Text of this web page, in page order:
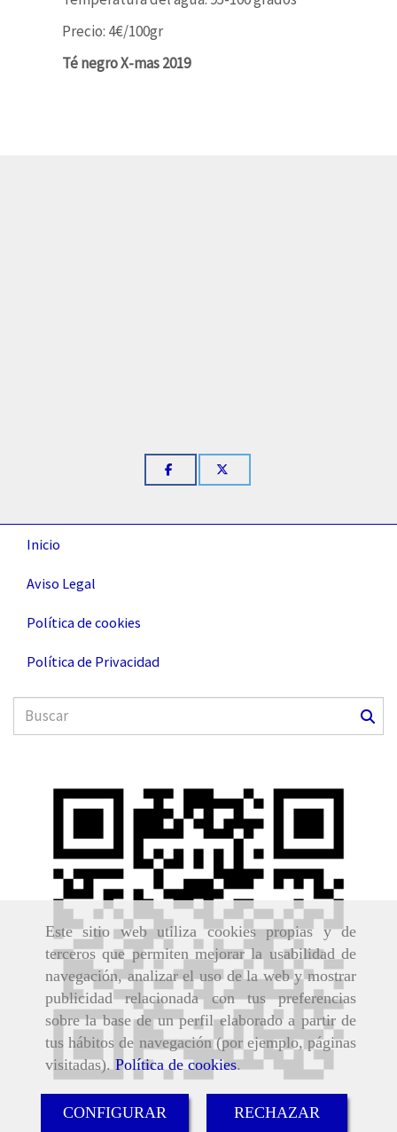
Este sitio web utiliza cookies propias y de
terceros que permiten mejorar la usabilidad de
navegación, analizar el uso de la web y mostrar
publicidad relacionada con tus preferencias
sobre la base de un perfil elaborado a partir de
tus hábitos de navegación (por ejemplo, páginas
visitadas). Política de cookies.
CONFIGURAR RECHAZAR
Precio: 4€/100gr
Té negro X-mas 2019
Inicio
Aviso Legal
Política de cookies
Política de Privacidad